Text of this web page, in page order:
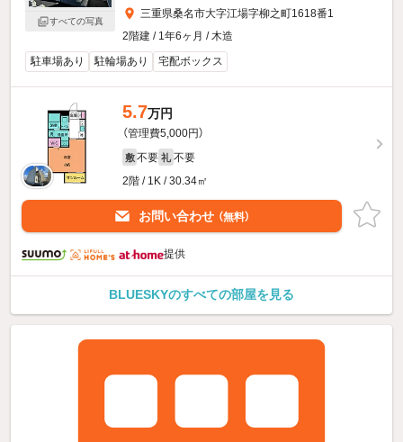
すべての写真
三重県桑名市大字江場字柳之町1618番1
2階建 / 1年6ヶ月 / 木造
駐車場あり
駐輪場あり 宅配ボックス
5.7万円
（管理費5,000円）
敷 不要 礼 不要
2階 / 1K / 30.34㎡
お問い合わせ （無料）
提供
BLUESKYのすべての部屋を見る